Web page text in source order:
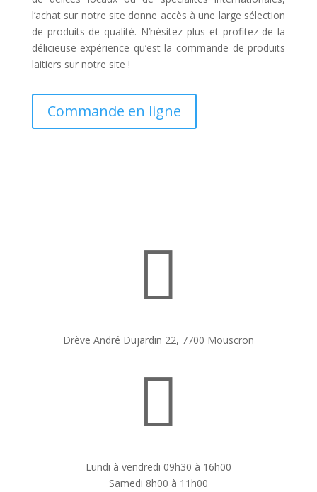
l’achat sur notre site donne accès à une large sélection
de produits de qualité. N’hésitez plus et profitez de la
délicieuse expérience qu’est la commande de produits
laitiers sur notre site !
Commande en ligne

Drève André Dujardin 22, 7700 Mouscron

Lundi à vendredi 09h30 à 16h00
Samedi 8h00 à 11h00